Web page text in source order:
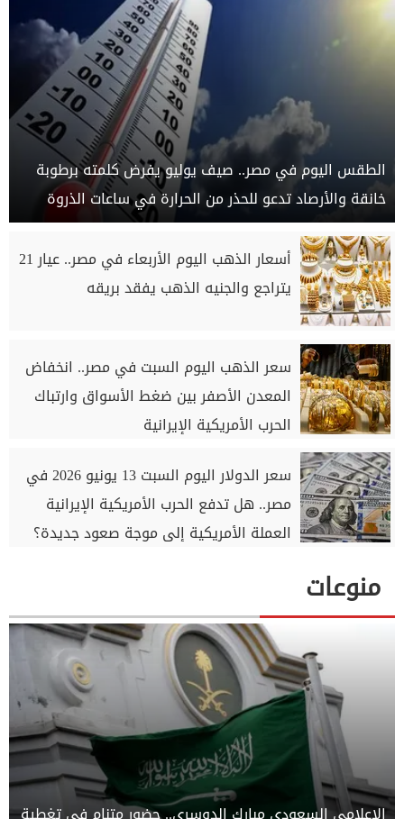
الطقس اليوم في مصر.. صيف يوليو يفرض كلمته برطوبة
خانقة والأرصاد تدعو للحذر من الحرارة في ساعات الذروة
أسعار الذهب اليوم الأربعاء في مصر.. عيار 21
يتراجع والجنيه الذهب يفقد بريقه
سعر الذهب اليوم السبت في مصر.. انخفاض
المعدن الأصفر بين ضغط الأسواق وارتباك
الحرب الأمريكية الإيرانية
سعر الدولار اليوم السبت 13 يونيو 2026 في
مصر.. هل تدفع الحرب الأمريكية الإيرانية
العملة الأمريكية إلى موجة صعود جديدة؟
منوعات